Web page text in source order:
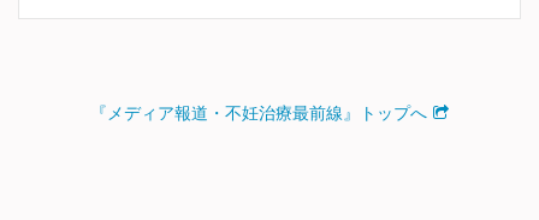
『メディア報道・不妊治療最前線』トップへ